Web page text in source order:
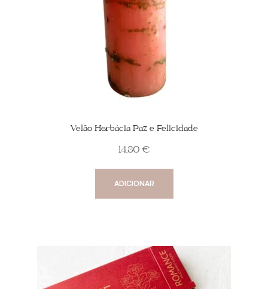
Velão Herbácia Paz e Felicidade
14,80 €
ADICIONAR